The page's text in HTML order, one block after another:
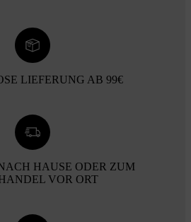
LIEFERUNG AB 99€
HAUSE ODER ZUM
VOR ORT